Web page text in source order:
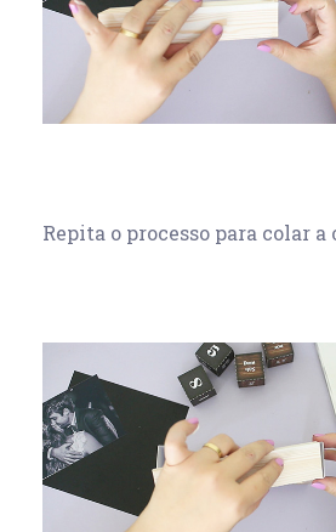
Repita o processo para colar